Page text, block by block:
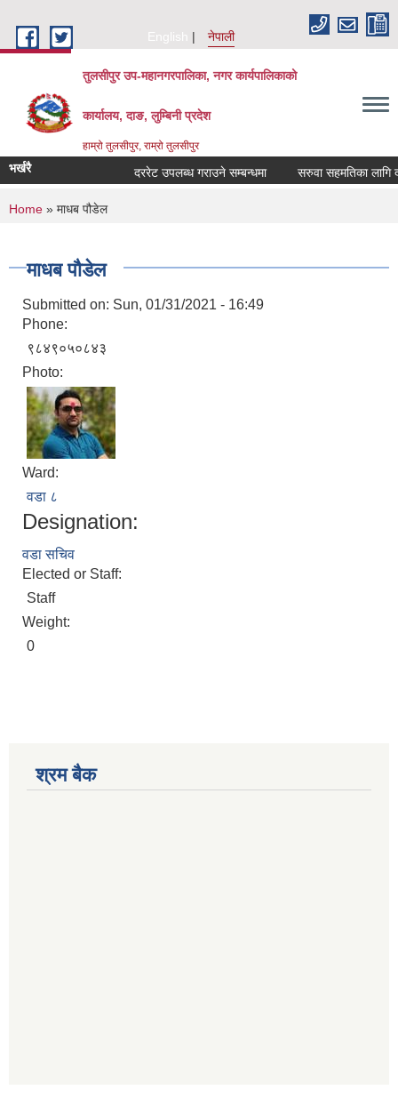
English
नेपाली
तुलसीपुर उप-महानगरपालिका, नगर कार्यपालिकाको
कार्यालय, दाङ, लुम्बिनी प्रदेश
हाम्रो तुलसीपुर, राम्रो तुलसीपुर
भर्खरै दररेट उपलब्ध गराउने सम्बन्धमा सरुवा सहमतिका लागि
You are here
Home » माधब पौडेल
माधब पौडेल
Submitted on: Sun, 01/31/2021 - 16:49
Phone:
९८४९०५०८४३
Photo:
Ward:
वडा ८
Designation:
वडा सचिव
Elected or Staff:
Staff
Weight:
0
श्रम बैक